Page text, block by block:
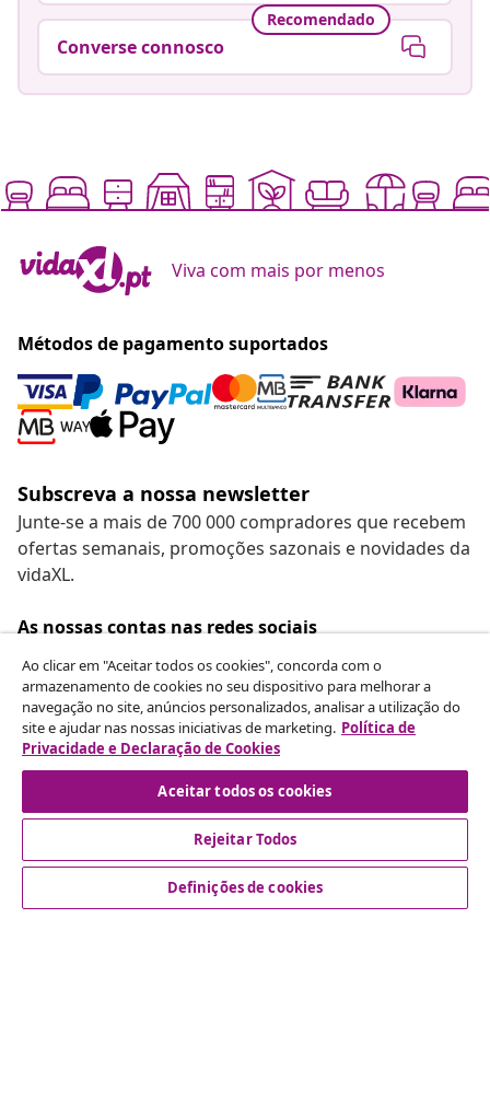
Recomendado
Converse connosco
Viva com mais por menos
Métodos de pagamento suportados
Subscreva a nossa newsletter
Junte-se a mais de 700 000 compradores que recebem
ofertas semanais, promoções sazonais e novidades da
vidaXL.
As nossas contas nas redes sociais
Rescindir o contrato
Envie um pedido de rescisão da sua encomenda.
Rescindir o contrato
Atendimento ao cliente
Ao clicar em "Aceitar todos os cookies", concorda com o
armazenamento de cookies no seu dispositivo para melhorar a
navegação no site, anúncios personalizados, analisar a utilização do
site e ajudar nas nossas iniciativas de marketing. Política de
Privacidade e Declaração de Cookies
Aceitar todos os cookies
Rejeitar Todos
Definições de cookies